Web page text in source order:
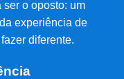
ser o oposto: um
experiência de
diferente.